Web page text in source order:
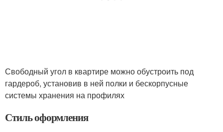
Свободный угол в квартире можно обустроить под
гардероб, установив в ней полки и бескорпусные
системы хранения на профилях
Стиль оформления